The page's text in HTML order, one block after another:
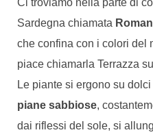
Sardegna chiamata
che confina con i colori del
piace chiamarla Terrazza
Le piante si ergono su dolci
piane sabbiose,
dai riflessi del sole, si